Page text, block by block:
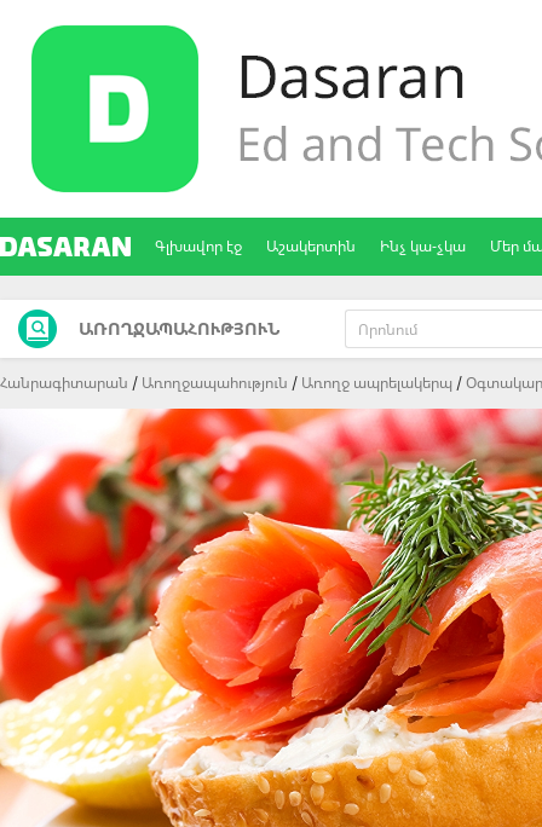
Գլխավոր էջ Աշակերտին Ինչ կա-չկա Մեր
ԱՌՈՂՋԱՊԱՀՈՒԹՅՈՒՆ
Հանրագիտարան Առողջապահություն Առողջ ապրելակերպ Oգտակար